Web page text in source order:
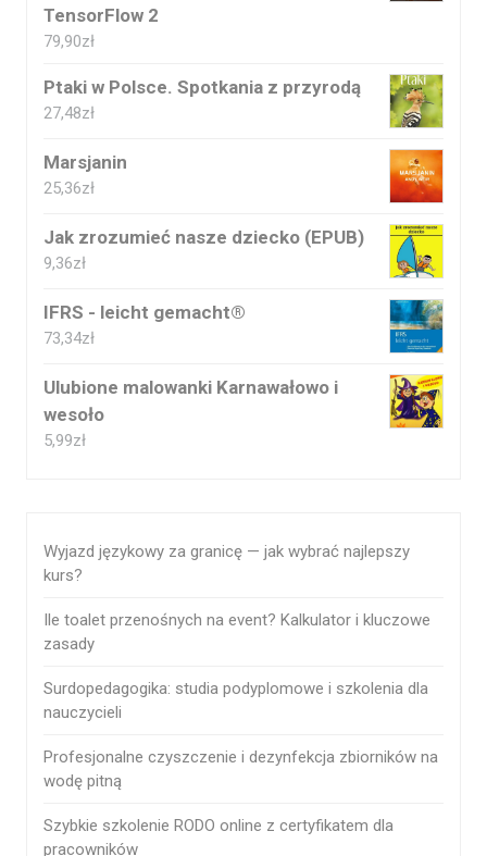
TensorFlow 2
79,90zł
Ptaki w Polsce. Spotkania z przyrodą
27,48zł
Marsjanin
25,36zł
Jak zrozumieć nasze dziecko (EPUB)
9,36zł
IFRS - leicht gemacht®
73,34zł
Ulubione malowanki Karnawałowo i
wesoło
5,99zł
Wyjazd językowy za granicę — jak wybrać najlepszy
kurs?
Ile toalet przenośnych na event? Kalkulator i kluczowe
zasady
Surdopedagogika: studia podyplomowe i szkolenia dla
nauczycieli
Profesjonalne czyszczenie i dezynfekcja zbiorników na
wodę pitną
Szybkie szkolenie RODO online z certyfikatem dla
pracowników